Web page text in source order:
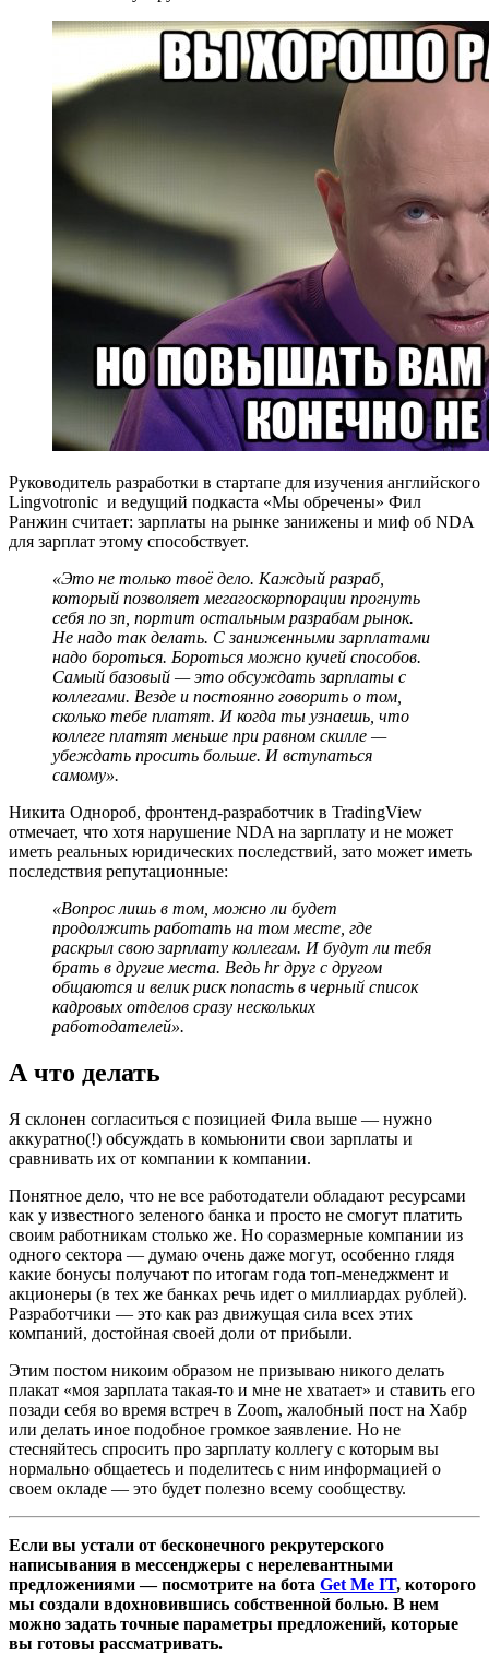
Руководитель разработки в стартапе для изучения английского
Lingvotronic и ведущий подкаста «Мы обречены» Фил
Ранжин считает: зарплаты на рынке занижены и миф об NDA
для зарплат этому способствует.
«Это не только твоё дело. Каждый разраб,
который позволяет мегагоскорпорации прогнуть
себя по зп, портит остальным разрабам рынок.
Не надо так делать. С заниженными зарплатами
надо бороться. Бороться можно кучей способов.
Самый базовый — это обсуждать зарплаты с
коллегами. Везде и постоянно говорить о том,
сколько тебе платят. И когда ты узнаешь, что
коллеге платят меньше при равном скилле —
убеждать просить больше. И вступаться
самому».
Никита Однороб, фронтенд-разработчик в TradingView
отмечает, что хотя нарушение NDA на зарплату и не может
иметь реальных юридических последствий, зато может иметь
последствия репутационные:
«Вопрос лишь в том, можно ли будет
продолжить работать на том месте, где
раскрыл свою зарплату коллегам. И будут ли тебя
брать в другие места. Ведь hr друг с другом
общаются и велик риск попасть в черный список
кадровых отделов сразу нескольких
работодателей».
А что делать
Я склонен согласиться с позицией Фила выше — нужно
аккуратно(!) обсуждать в комьюнити свои зарплаты и
сравнивать их от компании к компании.
Понятное дело, что не все работодатели обладают ресурсами
как у известного зеленого банка и просто не смогут платить
своим работникам столько же. Но соразмерные компании из
одного сектора — думаю очень даже могут, особенно глядя
какие бонусы получают по итогам года топ-менеджмент и
акционеры (в тех же банках речь идет о миллиардах рублей).
Разработчики — это как раз движущая сила всех этих
компаний, достойная своей доли от прибыли.
Этим постом никоим образом не призываю никого делать
плакат «моя зарплата такая-то и мне не хватает» и ставить его
позади себя во время встреч в Zoom, жалобный пост на Хабр
или делать иное подобное громкое заявление. Но не
стесняйтесь спросить про зарплату коллегу с которым вы
нормально общаетесь и поделитесь с ним информацией о
своем окладе — это будет полезно всему сообществу.
Если вы устали от бесконечного рекрутерского
написывания в мессенджеры с нерелевантными
предложениями — посмотрите на бота Get Me IT, которого
мы создали вдохновившись собственной болью. В нем
можно задать точные параметры предложений, которые
вы готовы рассматривать.